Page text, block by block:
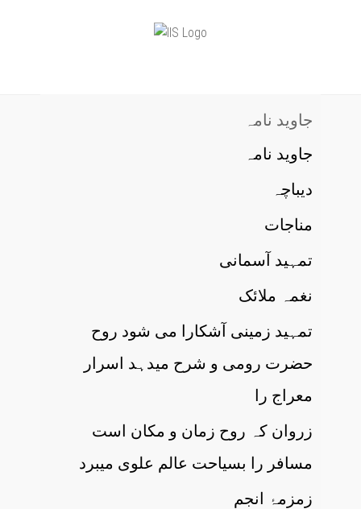
جاوید نامہ
جاوید نامہ
دیباچہ
مناجات
تمہید آسمانی
نغمہ ملائک
تمہید زمینی آشکارا می شود روح
حضرت رومی و شرح میدہد اسرار
معراج را
زروان کہ روح زمان و مکان است
مسافر را بسیاحت عالم علوی میبرد
زمزمۂ انجم